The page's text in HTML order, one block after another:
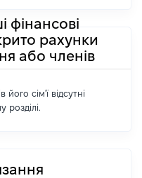
фінансові
рахунки
або членів
сім'ї відсутні
розділі.